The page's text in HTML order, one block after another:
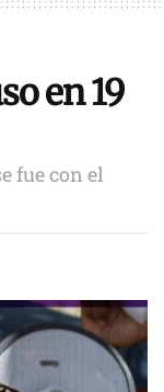
en 19
fue con el